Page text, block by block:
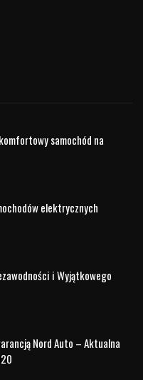
tysięcy osób tylko
profesjonalnych służb
potrzebom
realizuje w salonie
ratowników
jak świadomie
sposób najlepiej pomóc
do przyjechania karetki.